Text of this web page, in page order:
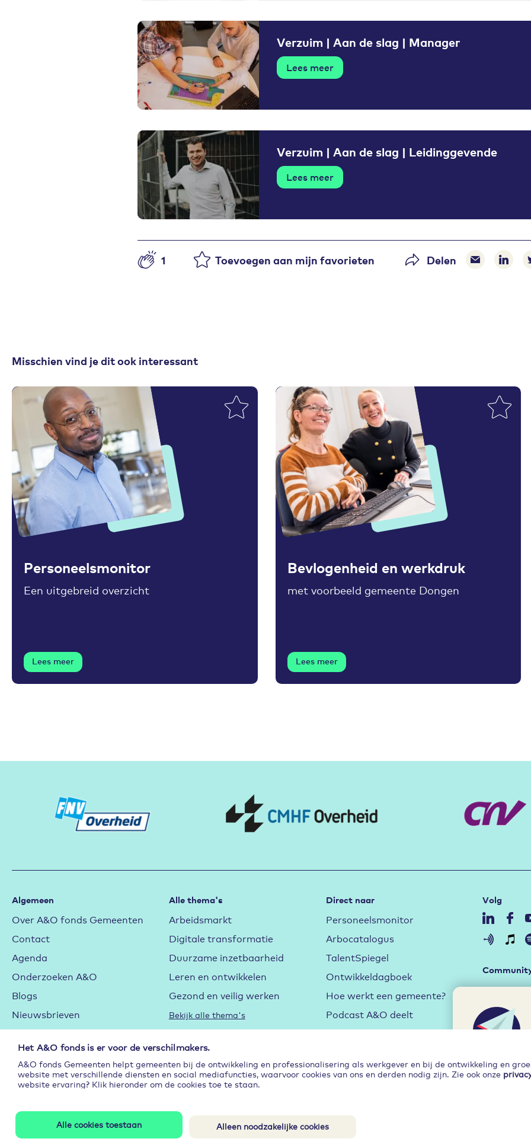
Het A&O fonds is er voor de verschilmakers.
A&O fonds Gemeenten helpt gemeenten bij de ontwikkeling en professionalisering als werkgever en bij de ontwikkeling en
website met verschillende diensten en social mediafuncties, waarvoor cookies van ons en derden nodig zijn. Zie ook onze
website ervaring? Klik hieronder om de cookies toe te staan.
Alle cookies toestaan Alleen noodzakelijke cookies
Verzuim | Aan de slag | Manager
Lees meer
Verzuim | Aan de slag | Leidinggevende
Lees meer
Aantal likes
1 Toevoegen aan mijn favorieten Delen Delen via
Misschien vind je dit ook interessant
Personeelsmonitor
Een uitgebreid overzicht
Lees meer
Bevlogenheid en werkdruk
met voorbeeld gemeente Dongen
Lees meer
Algemeen
Over A&O fonds Gemeenten
Contact
Agenda
Onderzoeken A&O
Blogs
Nieuwsbrieven
Vacatures
Cookieverklaring
Privacyverklaring
Subsidie
Alle thema's
Arbeidsmarkt
Digitale transformatie
Duurzame inzetbaarheid
Leren en ontwikkelen
Gezond en veilig werken
Bekijk alle thema's
Direct naar
Personeelsmonitor
Arbocatalogus
TalentSpiegel
Ontwikkeldagboek
Hoe werkt een gemeente?
Podcast A&O deelt
Volg
Aan de
Leren en